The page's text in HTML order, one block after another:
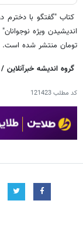
کتاب "گفتگو با دخترم
تومان منتشر شده است.
گروه اندیشه خبرآنلاین / 62
کد مطلب121423